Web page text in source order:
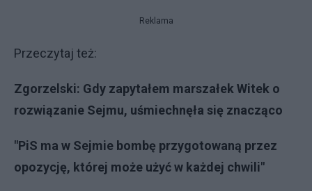
Reklama
Przeczytaj też:
Zgorzelski: Gdy zapytałem marszałek Witek o
rozwiązanie Sejmu, uśmiechnęła się znacząco
"PiS ma w Sejmie bombę przygotowaną przez
opozycję, której może użyć w każdej chwili"